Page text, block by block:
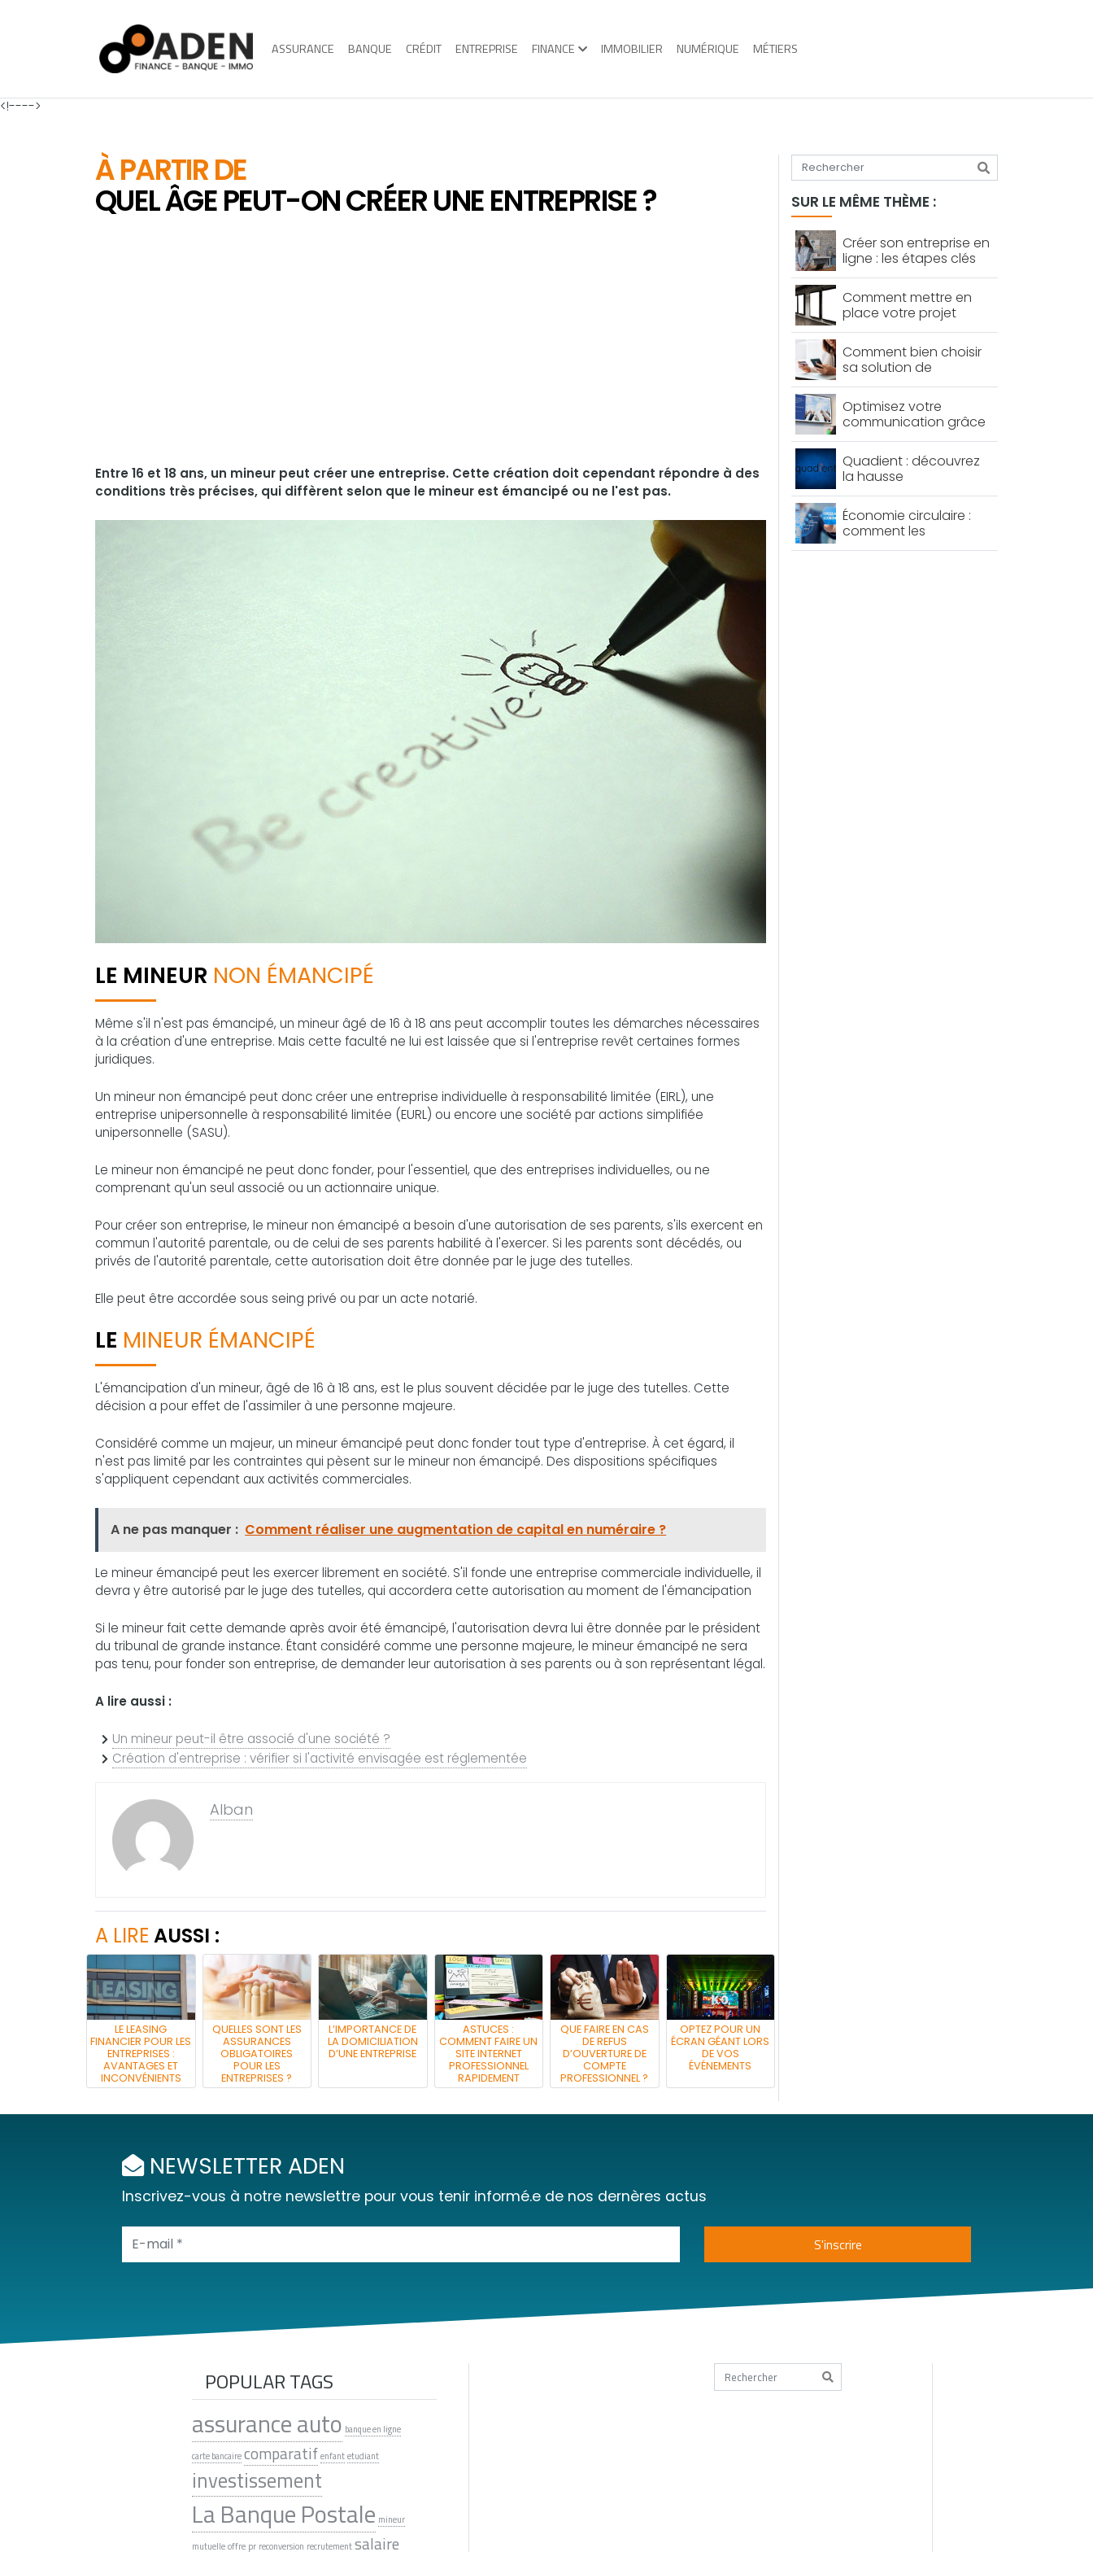
<!---->
ASSURANCE BANQUE CRÉDIT ENTREPRISE FINANCE IMMOBILIER NUMÉRIQUE MÉTIERS
À PARTIR DE
QUEL ÂGE PEUT-ON CRÉER UNE ENTREPRISE ?
Entre 16 et 18 ans, un mineur peut créer une entreprise. Cette création doit cependant répondre à des
conditions très précises, qui diffèrent selon que le mineur est émancipé ou ne l'est pas.
LE MINEUR NON ÉMANCIPÉ
Même s'il n'est pas émancipé, un mineur âgé de 16 à 18 ans peut accomplir toutes les démarches nécessaires
à la création d'une entreprise. Mais cette faculté ne lui est laissée que si l'entreprise revêt certaines formes
juridiques.
Un mineur non émancipé peut donc créer une entreprise individuelle à responsabilité limitée (EIRL), une
entreprise unipersonnelle à responsabilité limitée (EURL) ou encore une société par actions simplifiée
unipersonnelle (SASU).
Le mineur non émancipé ne peut donc fonder, pour l'essentiel, que des entreprises individuelles, ou ne
comprenant qu'un seul associé ou un actionnaire unique.
Pour créer son entreprise, le mineur non émancipé a besoin d'une autorisation de ses parents, s'ils exercent en
commun l'autorité parentale, ou de celui de ses parents habilité à l'exercer. Si les parents sont décédés, ou
privés de l'autorité parentale, cette autorisation doit être donnée par le juge des tutelles.
Elle peut être accordée sous seing privé ou par un acte notarié.
LE MINEUR ÉMANCIPÉ
L'émancipation d'un mineur, âgé de 16 à 18 ans, est le plus souvent décidée par le juge des tutelles. Cette
décision a pour effet de l'assimiler à une personne majeure.
Considéré comme un majeur, un mineur émancipé peut donc fonder tout type d'entreprise. À cet égard, il
n'est pas limité par les contraintes qui pèsent sur le mineur non émancipé. Des dispositions spécifiques
s'appliquent cependant aux activités commerciales.
A ne pas manquer : Comment réaliser une augmentation de capital en numéraire ?
Le mineur émancipé peut les exercer librement en société. S'il fonde une entreprise commerciale individuelle, il
devra y être autorisé par le juge des tutelles, qui accordera cette autorisation au moment de l'émancipation
Si le mineur fait cette demande après avoir été émancipé, l'autorisation devra lui être donnée par le président
du tribunal de grande instance. Étant considéré comme une personne majeure, le mineur émancipé ne sera
pas tenu, pour fonder son entreprise, de demander leur autorisation à ses parents ou à son représentant légal.
A lire aussi :
Un mineur peut-il être associé d'une société ?
Création d'entreprise : vérifier si l'activité envisagée est réglementée
Alban
A LIRE AUSSI :
LE LEASING
FINANCIER POUR LES
ENTREPRISES :
AVANTAGES ET
INCONVÉNIENTS
QUELLES SONT LES
ASSURANCES
OBLIGATOIRES
POUR LES
ENTREPRISES ?
L’IMPORTANCE DE
LA DOMICILIATION
D’UNE ENTREPRISE
ASTUCES :
COMMENT FAIRE UN
SITE INTERNET
PROFESSIONNEL
RAPIDEMENT
QUE FAIRE EN CAS
DE REFUS
D’OUVERTURE DE
COMPTE
PROFESSIONNEL ?
OPTEZ POUR UN
ÉCRAN GÉANT LORS
DE VOS
ÉVÉNEMENTS
Tapez votre recherche
SUR LE MÊME THÈME :
Créer son entreprise en
ligne : les étapes clés
Comment mettre en
place votre projet
d’affichage dynamique
d’entreprise
Comment bien choisir
sa solution de
paiement pour sa
marketplace ?
Optimisez votre
communication grâce
à l’affichage
dynamique
Quadient : découvrez
la hausse
impressionnante de
son bénéfice net sur un
an !
Économie circulaire :
comment les
entreprises peuvent-
NEWSLETTER ADEN
Inscrivez-vous à notre newslettre pour vous tenir informé.e de nos dernères actus
POPULAR TAGS
assurance auto banque en ligne
carte bancairecomparatifenfantetudiant
investissement
La Banque Postale mineur
mutuelleoffre pr reconversion recrutementsalaire
Tapez votre recherche